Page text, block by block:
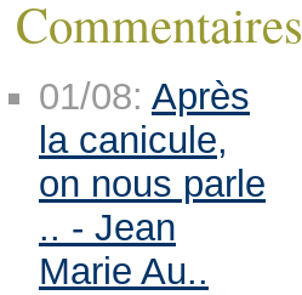
Commentaires
01/08: Après
la canicule,
on nous parle
.. - Jean
Marie Au..